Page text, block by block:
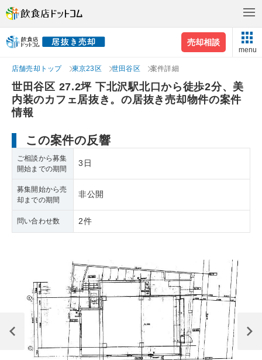
売却相談
menu
店舗売却トップ 東京23区 世田谷区 案件詳細
世田谷区 27.2坪 下北沢駅北口から徒歩2分、美
内装のカフェ居抜き。の居抜き売却物件の案件
情報
この案件の反響
ご相談から募集
開始までの期間
3日
募集開始から売
却までの期間
非公開
問い合わせ数 2件